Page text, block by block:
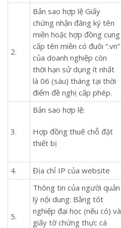
2.
Bản sao hợp lệ Giấy
chứng nhận đăng ký tên
miền hoặc hợp đồng cung
cấp tên miền có đuôi “.vn”
của doanh nghiệp còn
thời hạn sử dụng ít nhất
là 06 (sáu) tháng tại thời
điểm đề nghị cấp phép.
3.
Bản sao hợp lệ:
Hợp đồng thuê chỗ đặt
thiết bị
4. Địa chỉ IP của website
5.
Thông tin của người quản
lý nội dung: Bằng tốt
nghiệp đại học (nếu có) và
giấy tờ chứng thực cá